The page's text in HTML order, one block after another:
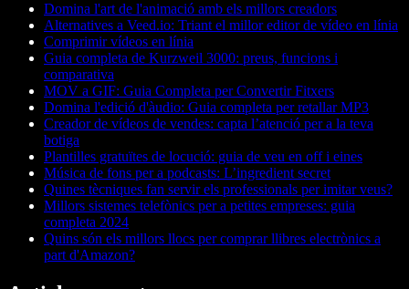
Domina l'art de l'animació amb els millors creadors
Alternatives a Veed.io: Triant el millor editor de vídeo en línia
Comprimir vídeos en línia
Guia completa de Kurzweil 3000: preus, funcions i
comparativa
MOV a GIF: Guia Completa per Convertir Fitxers
Domina l'edició d'àudio: Guia completa per retallar MP3
Creador de vídeos de vendes: capta l’atenció per a la teva
botiga
Plantilles gratuïtes de locució: guia de veu en off i eines
Música de fons per a podcasts: L’ingredient secret
Quines tècniques fan servir els professionals per imitar veus?
Millors sistemes telefònics per a petites empreses: guia
completa 2024
Quins són els millors llocs per comprar llibres electrònics a
part d'Amazon?